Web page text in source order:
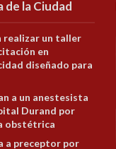
de la Ciudad
realizar un taller
en
diseñado para
a un anestesista
Durand por
obstétrica
a preceptor por